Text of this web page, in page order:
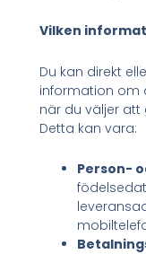
Vilken
Du kan direkt
information om
när du väljer
Detta kan vara:
Person-